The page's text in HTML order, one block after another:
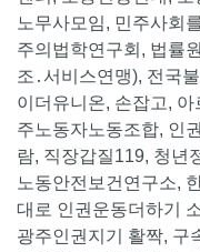
노무사모임, 민주사회
주의법학연구회, 법률
조․서비스연맹), 전국
이더유니온, 손잡고, 아
주노동자노동조합, 인
람, 직장갑질119, 청년
노동안전보건연구소,
대로 인권운동더하기
광주인권지기 활짝, 구